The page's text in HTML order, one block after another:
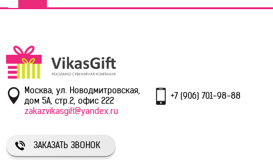
Москва, ул. Новодмитровская,
дом 5А, стр.2, офис 222
+7 (906) 701-98-88
zakazvikasgift@yandex.ru
ЗАКАЗАТЬ ЗВОНОК